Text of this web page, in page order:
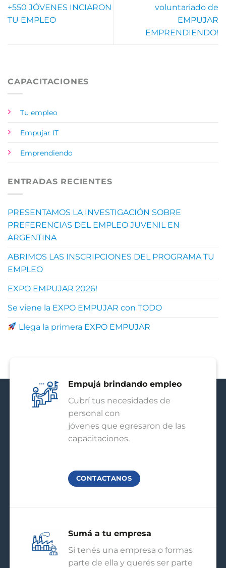
+550 JÓVENES INCIARON
TU EMPLEO
voluntariado de
EMPUJAR
EMPRENDIENDO!
CAPACITACIONES
Tu empleo
Empujar IT
Emprendiendo
ENTRADAS RECIENTES
PRESENTAMOS LA INVESTIGACIÓN SOBRE
PREFERENCIAS DEL EMPLEO JUVENIL EN
ARGENTINA
ABRIMOS LAS INSCRIPCIONES DEL PROGRAMA TU
EMPLEO
EXPO EMPUJAR 2026!
Se viene la EXPO EMPUJAR con TODO
Llega la primera EXPO EMPUJAR
Empujá brindando empleo
Cubrí tus necesidades de
personal con
jóvenes que egresaron de las
capacitaciones.
CONTACTANOS
Sumá a tu empresa
Si tenés una empresa o formas
parte de ella y querés ser parte